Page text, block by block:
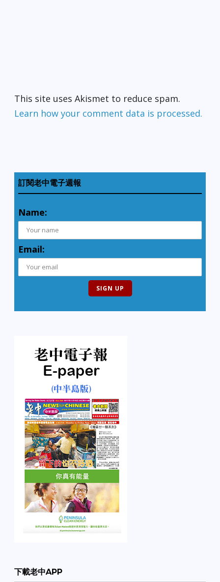
This site uses Akismet to reduce spam.
Learn how your comment data is processed.
訂閱老中電子週報
Name:
Email:
下載老中APP